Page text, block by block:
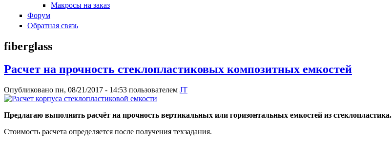
Макросы на заказ
Форум
Обратная связь
fiberglass
Расчет на прочность стеклопластиковых композитных емкостей
Опубликовано пн, 08/21/2017 - 14:53 пользователем JT
Предлагаю выполнить расчёт на прочность вертикальных или горизонтальных емкостей из стеклопластика.
Стоимость расчета определяется после получения техзадания.